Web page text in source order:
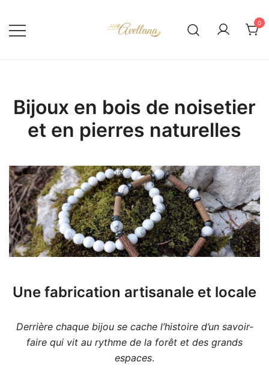
content
0
Bijoux en bois de noisetier
et en pierres naturelles
Une fabrication artisanale et locale
Derrière chaque bijou se cache l’histoire d’un savoir-
faire qui vit au rythme de la forêt et des grands
espaces.